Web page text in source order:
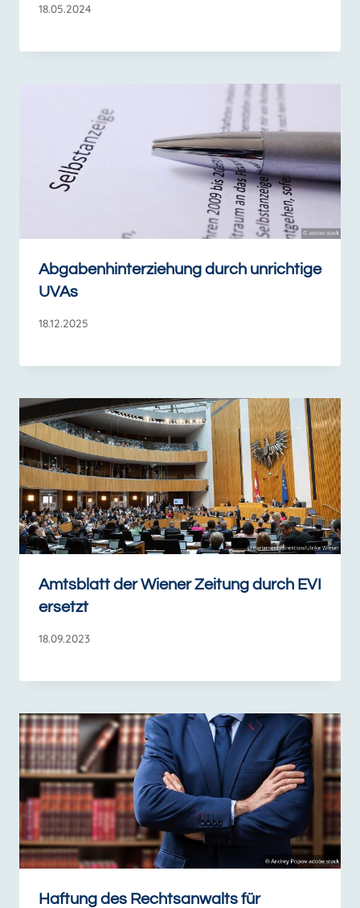
18.05.2024
Abgabenhinterziehung durch unrichtige
UVAs
18.12.2025
Amtsblatt der Wiener Zeitung durch EVI
ersetzt
18.09.2023
Haftung des Rechtsanwalts für